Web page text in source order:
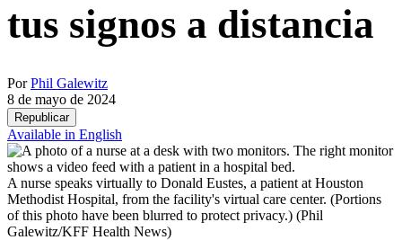
tus signos a distancia
PorPhil Galewitz
8 de mayo de 2024
Republicar
Available in English
A nurse speaks virtually to Donald Eustes, a patient at Houston
Methodist Hospital, from the facility's virtual care center. (Portions
of this photo have been blurred to protect privacy.) (Phil
Galewitz/KFF Health News)